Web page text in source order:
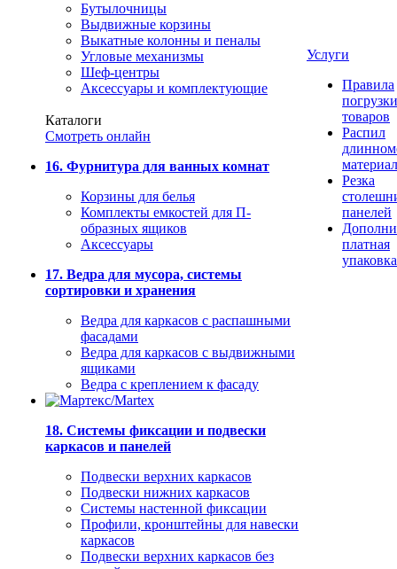
Бутылочницы
Выдвижные корзины
Выкатные колонны и пеналы
Угловые механизмы
Шеф-центры
Аксессуары и комплектующие
Каталоги
Смотреть онлайн
16. Фурнитура для ванных комнат
Корзины для белья
Комплекты емкостей для П-
образных ящиков
Аксессуары
17. Ведра для мусора, системы
сортировки и хранения
Ведра для каркасов с распашными
фасадами
Ведра для каркасов с выдвижными
ящиками
Ведра с креплением к фасаду
18. Системы фиксации и подвески
каркасов и панелей
Подвески верхних каркасов
Подвески нижних каркасов
Системы настенной фиксации
Профили, кронштейны для навески
каркасов
Подвески верхних каркасов без
Услуги
Правила
погрузки
товаров
Распил
Резка
панелей
платная
упаковка